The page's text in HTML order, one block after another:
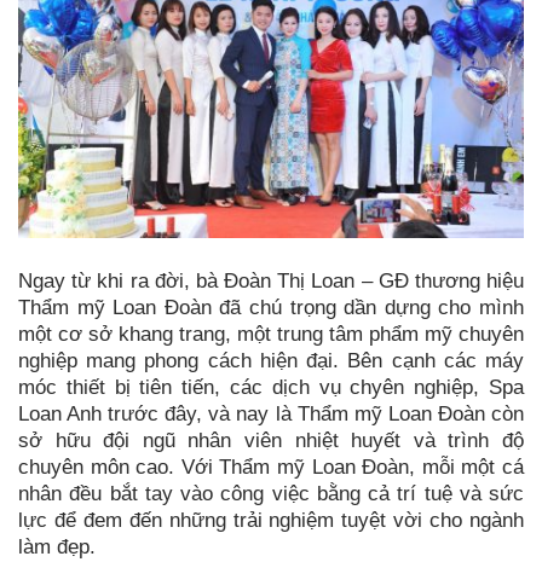
Ngay từ khi ra đời, bà Đoàn Thị Loan – GĐ thương hiệu
Thẩm mỹ Loan Đoàn đã chú trọng dần dựng cho mình
một cơ sở khang trang, một trung tâm phẩm mỹ chuyên
nghiệp mang phong cách hiện đại. Bên cạnh các máy
móc thiết bị tiên tiến, các dịch vụ chyên nghiệp, Spa
Loan Anh trước đây, và nay là Thẩm mỹ Loan Đoàn còn
sở hữu đội ngũ nhân viên nhiệt huyết và trình độ
chuyên môn cao. Với Thẩm mỹ Loan Đoàn, mỗi một cá
nhân đều bắt tay vào công việc bằng cả trí tuệ và sức
lực để đem đến những trải nghiệm tuyệt vời cho ngành
làm đẹp.